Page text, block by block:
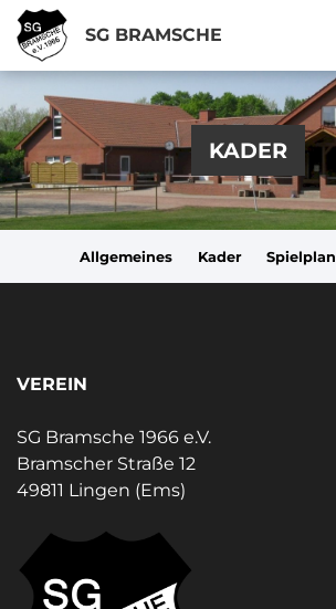
SG BRAMSCHE
KADER
Allgemeines Kader Spielplan
VEREIN
SG Bramsche 1966 e.V.
Bramscher Straße 12
49811 Lingen (Ems)